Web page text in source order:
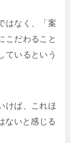
はなく、「案
こだわること
ているという
けば、これほ
ないと感じる